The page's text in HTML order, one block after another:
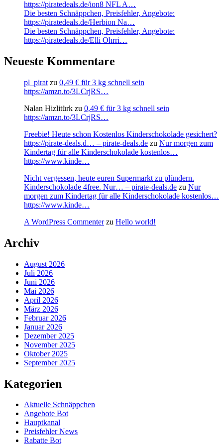
https://piratedeals.de/ion8 NFL A…
Die besten Schnäppchen, Preisfehler, Angebote:
https://piratedeals.de/Herbion Na…
Die besten Schnäppchen, Preisfehler, Angebote:
https://piratedeals.de/Elli Ohrri…
Neueste Kommentare
pl_pirat zu 0,49 € für 3 kg schnell sein
https://amzn.to/3LCrjRS…
Nalan Hizlitürk zu 0,49 € für 3 kg schnell sein
https://amzn.to/3LCrjRS…
Freebie! Heute schon Kostenlos Kinderschokolade gesichert?
https://pirate-deals.d… – pirate-deals.de zu Nur morgen zum
Kindertag für alle Kinderschokolade kostenlos…
https://www.kinde…
Nicht vergessen, heute euren Supermarkt zu plündern.
Kinderschokolade 4free. Nur… – pirate-deals.de zu Nur
morgen zum Kindertag für alle Kinderschokolade kostenlos…
https://www.kinde…
A WordPress Commenterzu Hello world!
Archiv
August 2026
Juli 2026
Juni 2026
Mai 2026
April 2026
März 2026
Februar 2026
Januar 2026
Dezember 2025
November 2025
Oktober 2025
September 2025
Kategorien
Aktuelle Schnäppchen
Angebote Bot
Hauptkanal
Preisfehler News
Rabatte Bot